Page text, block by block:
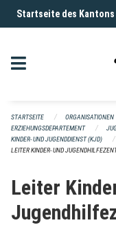
Navigation überspringen
Startseite des
STARTSEITE ORGANISATIONEN
ERZIEHUNGSDEPARTEMENT
KINDER- UND JUGENDDIENST (KJD)
LEITER KINDER- UND
Leiter